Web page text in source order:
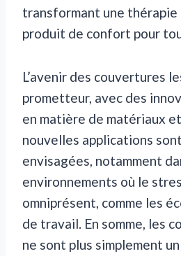
transformant une thérapie
produit de confort pour
L’avenir des couvertures
prometteur, avec des
en matière de matériaux
nouvelles applications
envisagées, notamment
environnements où le
omniprésent, comme les
de travail. En somme, les
ne sont plus simplement